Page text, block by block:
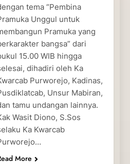
tema “Pembina
Unggul untuk
Pramuka yang
bangsa” dari
15.00 WIB hingga
dihadiri oleh Ka
Purworejo, Kadinas,
Unsur Mabiran,
tamu undangan lainnya.
Wasit Diono, S.Sos
Ka Kwarcab
More